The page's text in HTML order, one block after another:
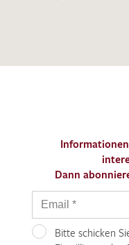
Dann
Bitte schicken